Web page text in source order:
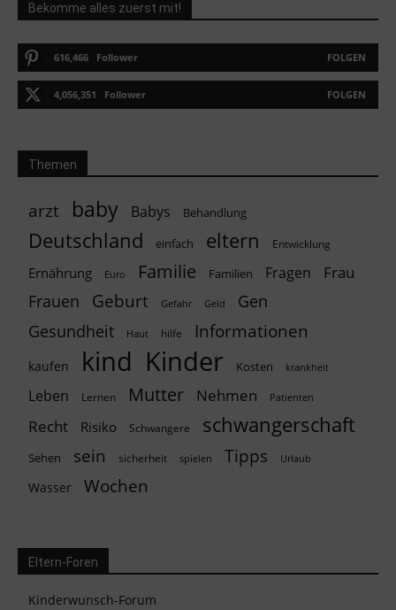
Bekomme alles zuerst mit!
616,466 Follower FOLGEN
4,056,351 Follower FOLGEN
Themen
arzt baby Babys Behandlung
Deutschland einfach eltern Entwicklung
Ernährung Euro Familie Familien Fragen Frau
Frauen Geburt Gefahr Geld
Gen
Gesundheit
Haut hilfe Informationen
kaufen kind Kinder Kosten krankheit
Leben Lernen Mutter Nehmen Patienten
Recht Risiko Schwangere schwangerschaft
Sehen sein sicherheit spielen Tipps Urlaub
Wasser Wochen
Eltern-Foren
Kinderwunsch-Forum